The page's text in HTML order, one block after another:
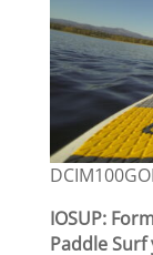
IOSUP:
Paddle